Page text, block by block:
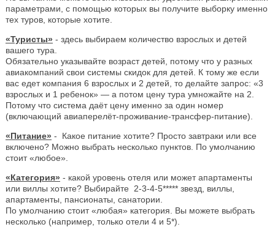
параметрами, с помощью которых вы получите выборку именно
тех туров, которые хотите.
«Туристы» - здесь выбираем количество взрослых и детей
вашего тура.
Обязательно указывайте возраст детей, потому что у разных
авиакомпаний свои системы скидок для детей. К тому же если
вас едет компания 6 взрослых и 2 детей, то делайте запрос: «3
взрослых и 1 ребенок» — а потом цену тура умножайте на 2.
Потому что система даёт цену именно за один номер
(включающий авиаперелёт-проживание-трансфер-питание).
«Питание» - Какое питание хотите? Просто завтраки или все
включено? Можно выбрать несколько пунктов. По умолчанию
стоит «любое».
«Категория» - какой уровень отеля или может апартаменты
или виллы хотите? Выбирайте 2-3-4-5***** звезд, виллы,
апартаменты, пансионаты, санатории.
По умолчанию стоит «любая» категория. Вы можете выбрать
несколько (например, только отели 4 и 5*).